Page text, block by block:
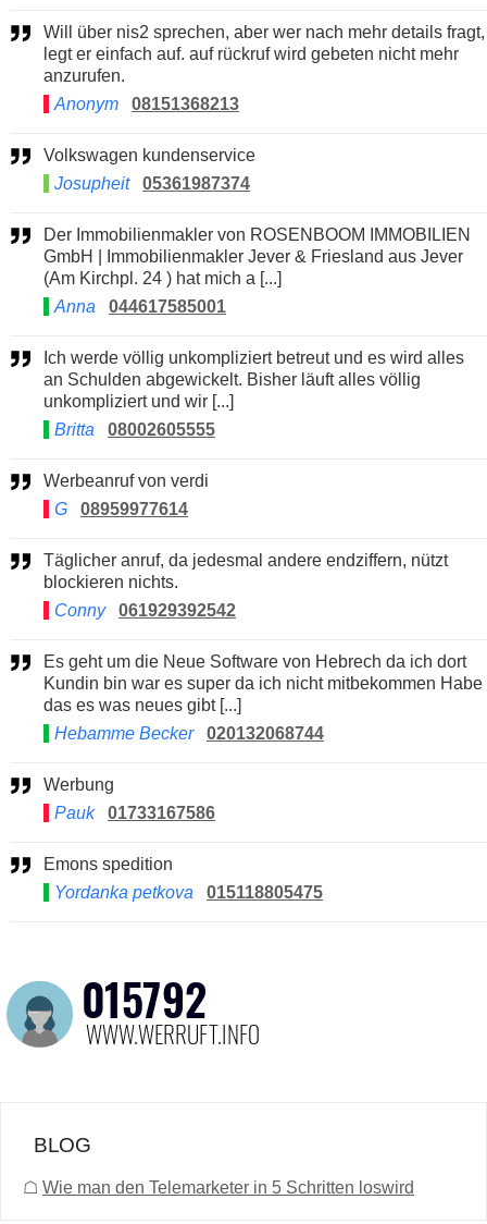
Will über nis2 sprechen, aber wer nach mehr details fragt,
legt er einfach auf. auf rückruf wird gebeten nicht mehr
anzurufen.
Anonym
08151368213
Volkswagen kundenservice
Josupheit
05361987374
Der Immobilienmakler von ROSENBOOM IMMOBILIEN
GmbH | Immobilienmakler Jever & Friesland aus Jever
(Am Kirchpl. 24 ) hat mich a [...]
Anna
044617585001
an Schulden abgewickelt. Bisher läuft alles völlig
unkompliziert und wir [...]
Britta
08002605555
Werbeanruf von verdi
G
08959977614
Täglicher anruf, da jedesmal andere endziffern, nützt
blockieren nichts.
Conny
061929392542
Es geht um die Neue Software von Hebrech da ich dort
Kundin bin war es super da ich nicht mitbekommen Habe
das es was neues gibt [...]
Hebamme Becker
020132068744
Werbung
Pauk
01733167586
Emons spedition
Yordanka petkova
015118805475
BLOG
☖ Wie man den Telemarketer in 5 Schritten loswird